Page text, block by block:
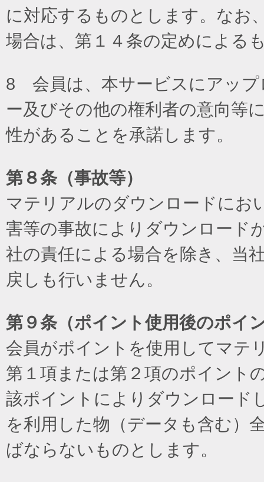
に対応するものとします。なお
場合は、第１４条の定めによる
8 会員は、本サービスにアップ
ー及びその他の権利者の意向等
性があることを承諾します。
第８条（事故等）
マテリアルのダウンロードにお
害等の事故によりダウンロード
社の責任による場合を除き、当
戻しも行いません。
第９条（ポイント使用後のポイ
会員がポイントを使用してマテ
第１項または第２項のポイント
該ポイントによりダウンロード
を利用した物（データも含む）
ばならないものとします。